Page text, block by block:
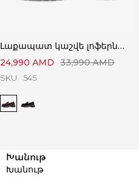
Լաքապատ կաշվե լոֆերներ՝ Կատարյալ Ստիլային
33,990AMD
24,990 AMD
SKU 545
Խանութ
Խանութ